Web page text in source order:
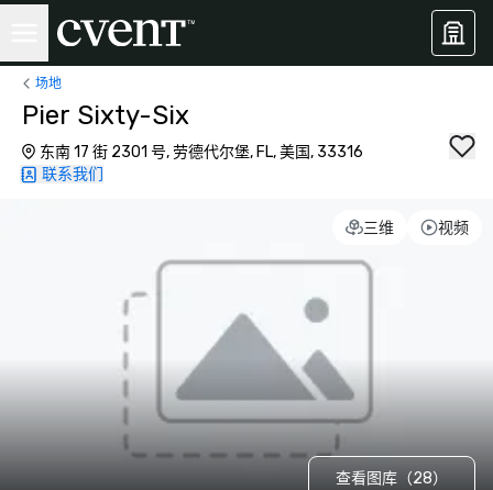
场地
Pier Sixty-Six
东南 17 街 2301 号, 劳德代尔堡, FL, 美国, 33316
联系我们
三维 视频
查看图库（28）